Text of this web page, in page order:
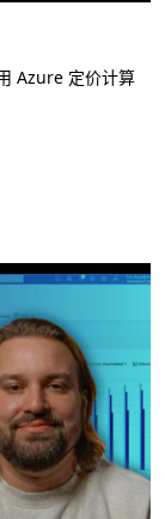
Azure 定价计算